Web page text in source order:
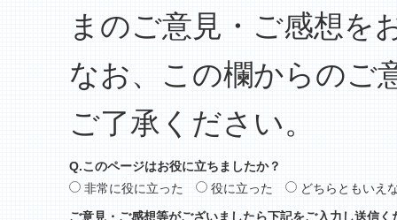
まのご意見・ご感想を
なお、この欄からのご
ご了承ください。
Q.このページはお役に立ちましたか？
非常に役に立った
役に立った
どちらともいえ
ご意見・ご感想等がございましたら下記をご入力し送信く